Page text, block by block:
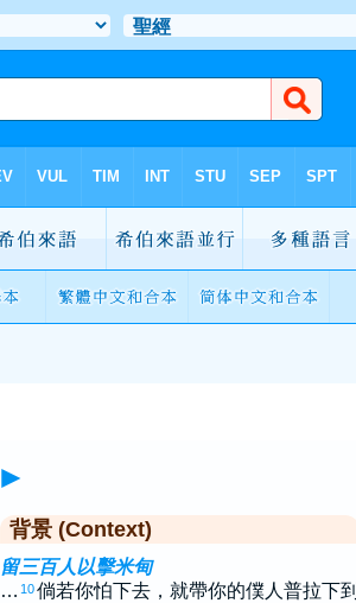
►
背景 (Context)
留三百人以擊米甸
… 10倘若你怕下去，就帶你的僕人普拉下到